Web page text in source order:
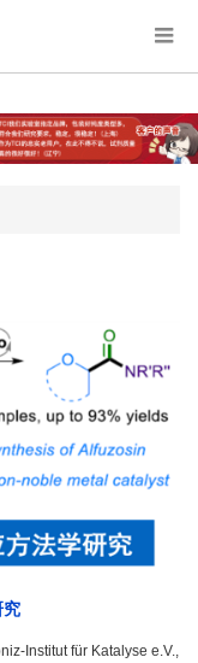
究
Institut für Katalyse e.V.,